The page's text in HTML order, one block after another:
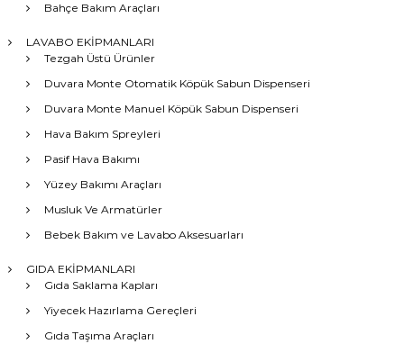
Bahçe Bakım Araçları
LAVABO EKİPMANLARI
Tezgah Üstü Ürünler
Duvara Monte Otomatik Köpük Sabun Dispenseri
Duvara Monte Manuel Köpük Sabun Dispenseri
Hava Bakım Spreyleri
Pasif Hava Bakımı
Yüzey Bakımı Araçları
Musluk Ve Armatürler
Bebek Bakım ve Lavabo Aksesuarları
GIDA EKİPMANLARI
Gıda Saklama Kapları
Yiyecek Hazırlama Gereçleri
Gıda Taşıma Araçları